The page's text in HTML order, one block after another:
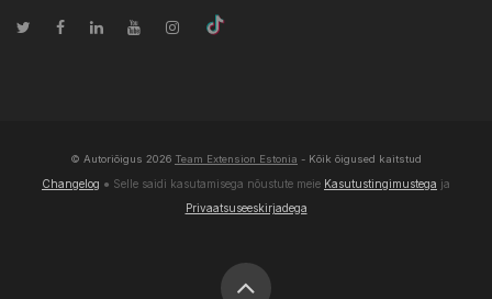
© Autoriõigus 2026 Team Extension Estonia - Kõik õigused kaitstud
Changelog ● Selle saidi kasutamisega nõustute meie Kasutustingimustega ja
Privaatsuseeskirjadega